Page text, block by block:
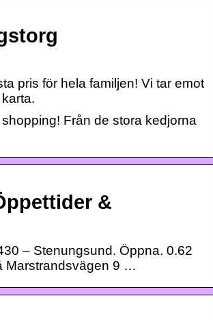
pris för hela familjen! Vi tar emot
Från de stora kedjorna
&
– Stenungsund. Öppna. 0.62
Marstrandsvägen 9 …